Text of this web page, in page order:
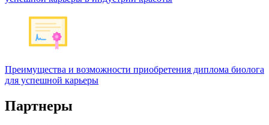
Преимущества и возможности приобретения диплома биолога
для успешной карьеры
Партнеры